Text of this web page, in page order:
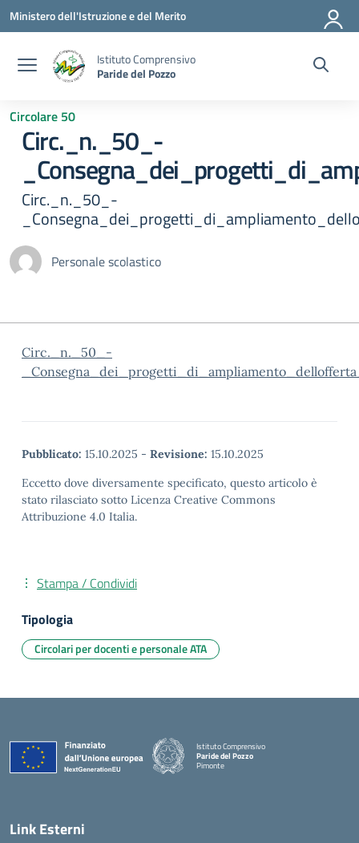
Vai ai contenuti
Vai al menu di navigazione
Vai al footer
Ministero dell'Istruzione e del Merito
Istituto Comprensivo
Paride del Pozzo
Circolare 50
Circ._n._50_-
Circ._n._50_-
Personale scolastico
Circ._n._50_-
Pubblicato: 15.10.2025 - Revisione: 15.10.2025
Eccetto dove diversamente specificato, questo articolo è
stato rilasciato sotto Licenza Creative Commons
Attribuzione 4.0 Italia.
Stampa / Condividi
Tipologia
Circolari per docenti e personale ATA
Istituto Comprensivo
Paride del Pozzo
Pimonte
Link Esterni